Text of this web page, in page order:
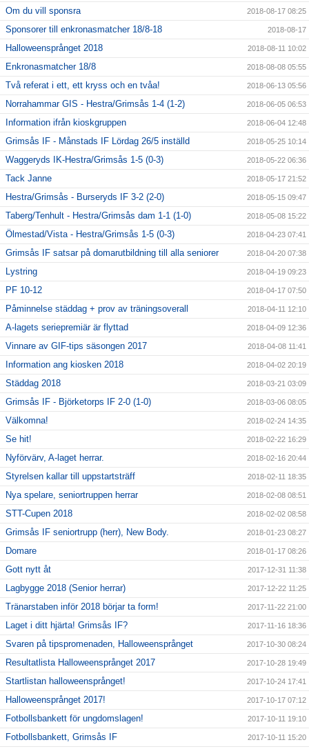
Om du vill sponsra 2018-08-17 08:25
Sponsorer till enkronasmatcher 18/8-18 2018-08-17
Halloweensprånget 2018 2018-08-11 10:02
Enkronasmatcher 18/8 2018-08-08 05:55
Två referat i ett, ett kryss och en tvåa! 2018-06-13 05:56
Norrahammar GIS - Hestra/Grimsås 1-4 (1-2) 2018-06-05 06:53
Information ifrån kioskgruppen 2018-06-04 12:48
Grimsås IF - Månstads IF Lördag 26/5 inställd 2018-05-25 10:14
Waggeryds IK-Hestra/Grimsås 1-5 (0-3) 2018-05-22 06:36
Tack Janne 2018-05-17 21:52
Hestra/Grimsås - Burseryds IF 3-2 (2-0) 2018-05-15 09:47
Taberg/Tenhult - Hestra/Grimsås dam 1-1 (1-0) 2018-05-08 15:22
Ölmestad/Vista - Hestra/Grimsås 1-5 (0-3) 2018-04-23 07:41
Grimsås IF satsar på domarutbildning till alla seniorer 2018-04-20 07:38
Lystring 2018-04-19 09:23
PF 10-12 2018-04-17 07:50
Påminnelse städdag + prov av träningsoverall 2018-04-11 12:10
A-lagets seriepremiär är flyttad 2018-04-09 12:36
Vinnare av GIF-tips säsongen 2017 2018-04-08 11:41
Information ang kiosken 2018 2018-04-02 20:19
Städdag 2018 2018-03-21 03:09
Grimsås IF - Björketorps IF 2-0 (1-0) 2018-03-06 08:05
Välkomna! 2018-02-24 14:35
Se hit! 2018-02-22 16:29
Nyförvärv, A-laget herrar. 2018-02-16 20:44
Styrelsen kallar till uppstartsträff 2018-02-11 18:35
Nya spelare, seniortruppen herrar 2018-02-08 08:51
STT-Cupen 2018 2018-02-02 08:58
Grimsås IF seniortrupp (herr), New Body. 2018-01-23 08:27
Domare 2018-01-17 08:26
Gott nytt åt 2017-12-31 11:38
Lagbygge 2018 (Senior herrar) 2017-12-22 11:25
Tränarstaben inför 2018 börjar ta form! 2017-11-22 21:00
Laget i ditt hjärta! Grimsås IF? 2017-11-16 18:36
Svaren på tipspromenaden, Halloweensprånget 2017-10-30 08:24
Resultatlista Halloweensprånget 2017 2017-10-28 19:49
Startlistan halloweensprånget! 2017-10-24 17:41
Halloweensprånget 2017! 2017-10-17 07:12
Fotbollsbankett för ungdomslagen! 2017-10-11 19:10
Fotbollsbankett, Grimsås IF 2017-10-11 15:20